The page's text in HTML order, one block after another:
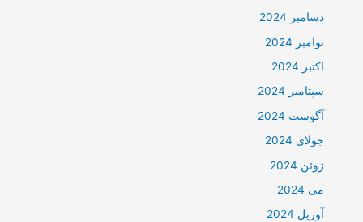
دسامبر 2024
نوامبر 2024
اکتبر 2024
سپتامبر 2024
آگوست 2024
جولای 2024
ژوئن 2024
می 2024
آوریل 2024